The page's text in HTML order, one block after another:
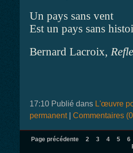
Un pays sans vent
Est un pays sans
Bernard Lacroix,
17:10 Publié dans L'œuvre
permanent| Commentaires
Page précédente 2 3 4 5
6